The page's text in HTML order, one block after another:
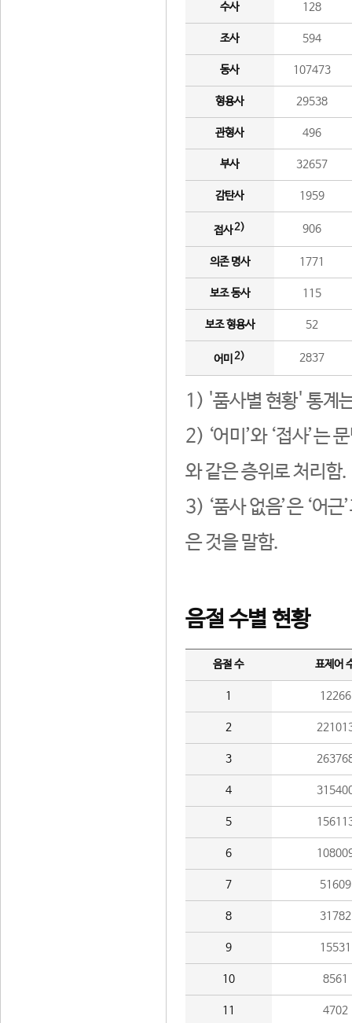
수사 128
조사 594
동사 107473
형용사 29538
관형사 496
부사 32657
감탄사 1959
접사2) 906
의존 명사 1771
보조 동사 115
보조 형용사 52
어미 2) 2837
1) '품사별 현황' 통계
2) ‘어미’와 ‘접사’는
와 같은 층위로 처리함.
3) ‘품사 없음’은 ‘어
은 것을 말함.
음절 수별 현황
음절 수 표제어
1 12266
2
3
4
5
6
7 51609
8 31782
9 15531
10 8561
11 4702